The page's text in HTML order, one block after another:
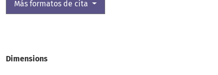
Más formatos de cita
Dimensions